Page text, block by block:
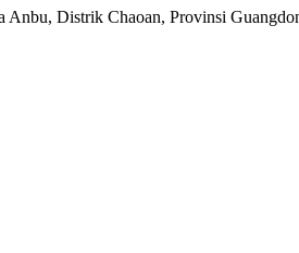
Distrik Chaoan, Provinsi